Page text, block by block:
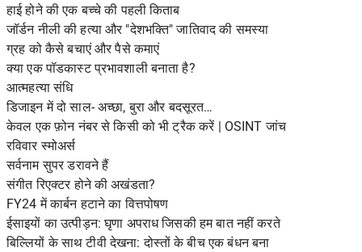
हाई होने की एक बच्चे की पहली किताब
जॉर्डन नीली की हत्या और "देशभक्ति" जातिवाद की समस्या
ग्रह को कैसे बचाएं और पैसे कमाएं
क्या एक पॉडकास्ट प्रभावशाली बनाता है?
आत्महत्या संधि
डिजाइन में दो साल- अच्छा, बुरा और बदसूरत…
केवल एक फ़ोन नंबर से किसी को भी ट्रैक करें | OSINT जांच
रविवार स्मोअर्स
सर्वनाम सुपर डरावने हैं
संगीत रिएक्टर होने की अखंडता?
FY24 में कार्बन हटाने का वित्तपोषण
ईसाइयों का उत्पीड़न: घृणा अपराध जिसकी हम बात नहीं करते
बिल्लियों के साथ टीवी देखना: दोस्तों के बीच एक बंधन बना